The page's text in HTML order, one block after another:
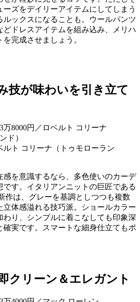
ズをデイリーアイテムにしてしまう
ルックスになることも。ウールパンツ
どドレスアイテムを組み込み、メリハ
完成させましょう。
技が味わいを引き立て
ルト コリーナ（トゥモローラン
感を意識するなら、多色使いのカーデ
です。イタリアンニットの巨匠である
作は、グレーを基調としつつも複数
立体感溢れる技巧派。ショールカラー
わり、シンプルに着こなしても印象深
確実です。スマートな細身仕立てもポ
クリーン＆エレガント